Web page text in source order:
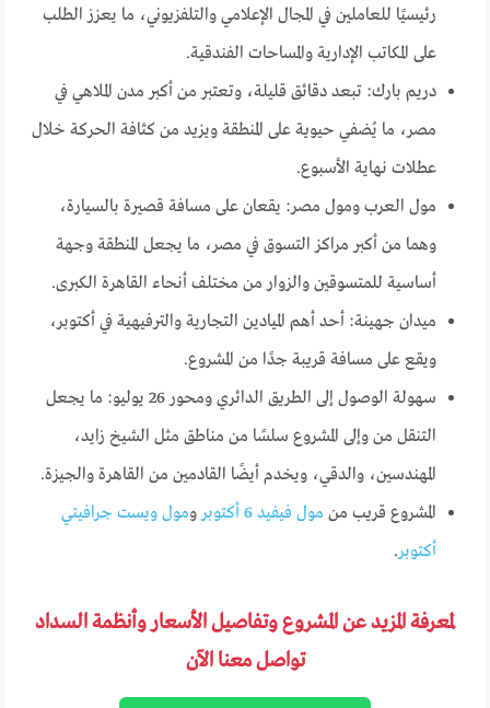
رئيسيًا للعاملين في المجال الإعلامي والتلفزيوني، ما يعزز الطلب
على المكاتب الإدارية والمساحات الفندقية.
دريم بارك: تبعد دقائق قليلة، وتعتبر من أكبر مدن الملاهي في
مصر، ما يُضفي حيوية على المنطقة ويزيد من كثافة الحركة خلال
عطلات نهاية الأسبوع.
مول العرب ومول مصر: يقعان على مسافة قصيرة بالسيارة،
وهما من أكبر مراكز التسوق في مصر، ما يجعل المنطقة وجهة
أساسية للمتسوقين والزوار من مختلف أنحاء القاهرة الكبرى.
ميدان جهينة: أحد أهم الميادين التجارية والترفيهية في أكتوبر،
ويقع على مسافة قريبة جدًا من المشروع.
سهولة الوصول إلى الطريق الدائري ومحور 26 يوليو: ما يجعل
التنقل من وإلى المشروع سلسًا من مناطق مثل الشيخ زايد،
المهندسين، والدقي، ويخدم أيضًا القادمين من القاهرة والجيزة.
المشروع قريب من مول فيفيد 6 أكتوبر ومول ويست جرافيتي
أكتوبر.
لمعرفة المزيد عن المشروع وتفاصيل الأسعار وأنظمة السداد
تواصل معنا الآن